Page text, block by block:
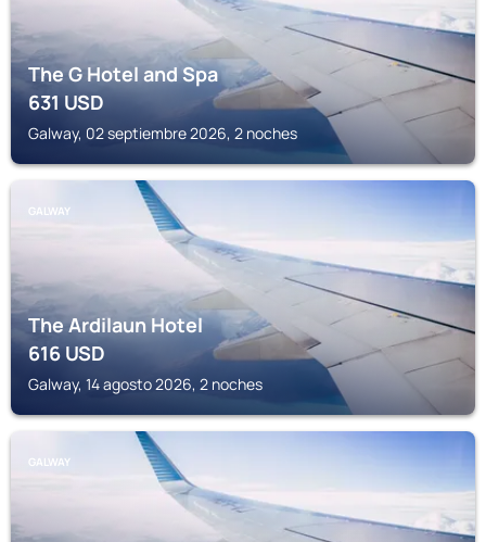
The G Hotel and Spa
631USD
Galway, 02 septiembre 2026, 2 noches
GALWAY
The Ardilaun Hotel
616USD
Galway, 14 agosto 2026, 2 noches
GALWAY